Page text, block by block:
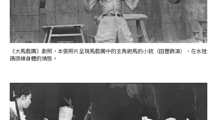
《大馬戲團》劇照，本張照片呈現馬戲團中的主角跑馬的小銃（田豐飾演），在水陸
碼頭練身體的情態。